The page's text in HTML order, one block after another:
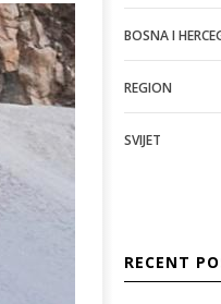
BOSNA I
REGION
SVIJET
RECENT